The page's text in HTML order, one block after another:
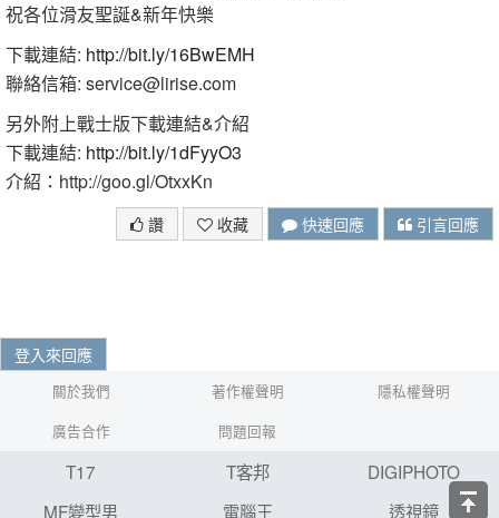
祝各位滑友聖誕&新年快樂
下載連結: http://bit.ly/16BwEMH
聯絡信箱: service@lirise.com
另外附上戰士版下載連結&介紹
下載連結: http://bit.ly/1dFyyO3
介紹：http://goo.gl/OtxxKn
讚 收藏 快速回應 引言回應
登入來回應
關於我們 著作權聲明
隱私權聲明
廣告合作
問題回報
T17 T客邦
DIGIPHOTO
MF變型男
電腦王 透視鏡